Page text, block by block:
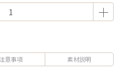
注意事項 素材説明